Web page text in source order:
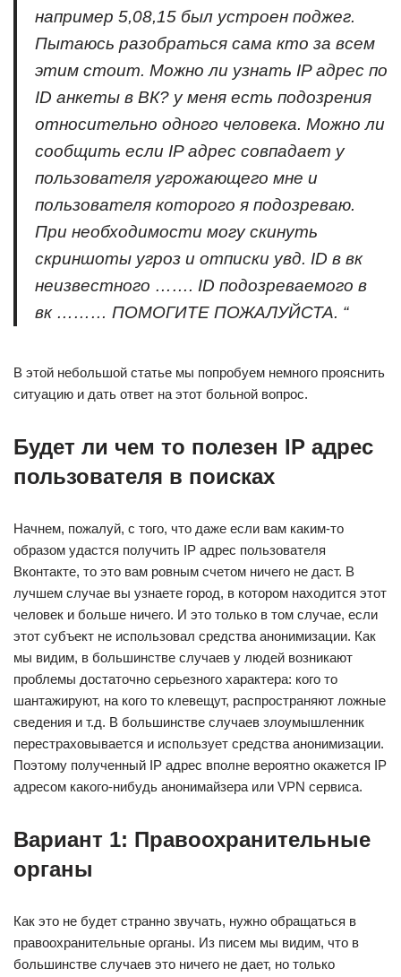
например 5,08,15 был устроен поджег.
Пытаюсь разобраться сама кто за всем
этим стоит. Можно ли узнать IP адрес по
ID анкеты в ВК? у меня есть подозрения
относительно одного человека. Можно ли
сообщить если IP адрес совпадает у
пользователя угрожающего мне и
пользователя которого я подозреваю.
При необходимости могу скинуть
скриншоты угроз и отписки увд. ID в вк
неизвестного ……. ID подозреваемого в
вк ……… ПОМОГИТЕ ПОЖАЛУЙСТА. “
В этой небольшой статье мы попробуем немного прояснить
ситуацию и дать ответ на этот больной вопрос.
Будет ли чем то полезен IP адрес
пользователя в поисках
Начнем, пожалуй, с того, что даже если вам каким-то
образом удастся получить IP адрес пользователя
Вконтакте, то это вам ровным счетом ничего не даст. В
лучшем случае вы узнаете город, в котором находится этот
человек и больше ничего. И это только в том случае, если
этот субъект не использовал средства анонимизации. Как
мы видим, в большинстве случаев у людей возникают
проблемы достаточно серьезного характера: кого то
шантажируют, на кого то клевещут, распространяют ложные
сведения и т.д. В большинстве случаев злоумышленник
перестраховывается и использует средства анонимизации.
Поэтому полученный IP адрес вполне вероятно окажется IP
адресом какого-нибудь анонимайзера или VPN сервиса.
Вариант 1: Правоохранительные
органы
Как это не будет странно звучать, нужно обращаться в
правоохранительные органы. Из писем мы видим, что в
большинстве случаев это ничего не дает, но только